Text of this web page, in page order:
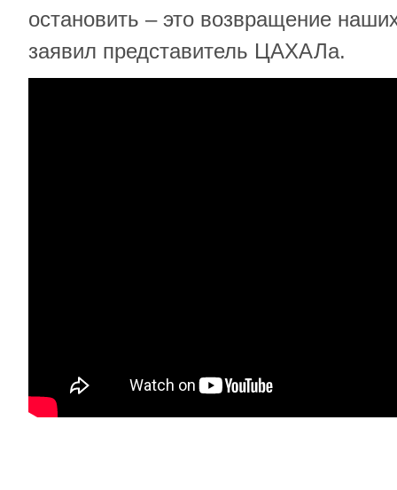
остановить – это возвращение
заявил представитель ЦАХАЛа.